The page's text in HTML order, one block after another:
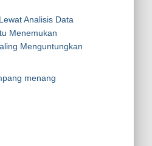
Analisis Data
Menemukan
Menguntungkan
menang